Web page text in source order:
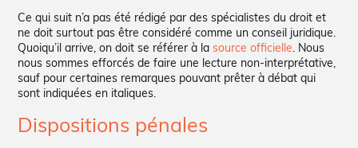
Ce qui suit n’a pas été rédigé par des spécialistes du droit et
ne doit surtout pas être considéré comme un conseil juridique.
Quoiqu’il arrive, on doit se référer à lasource officielle. Nous
nous sommes efforcés de faire une lecture non-interprétative,
sauf pour certaines remarques pouvant prêter à débat qui
sont indiquées en italiques.
Dispositions pénales